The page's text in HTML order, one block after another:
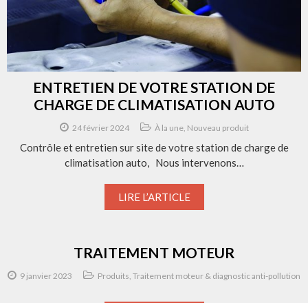
ENTRETIEN DE VOTRE STATION DE
CHARGE DE CLIMATISATION AUTO
24 février 2024 À la une, Nouveau produit
Contrôle et entretien sur site de votre station de charge de
climatisation auto, Nous intervenons…
LIRE L’ARTICLE
TRAITEMENT MOTEUR
9 janvier 2023 Produits, Traitement moteur & diagnostic anti-pollution